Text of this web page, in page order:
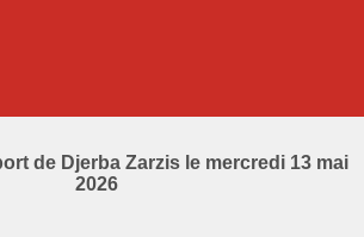
de Djerba Zarzis le mercredi 13 mai
2026